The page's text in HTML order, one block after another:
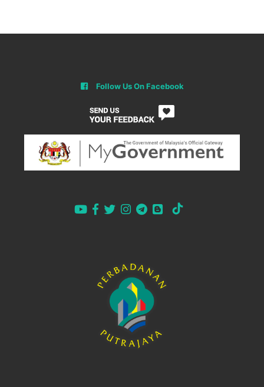
Follow Us On Facebook